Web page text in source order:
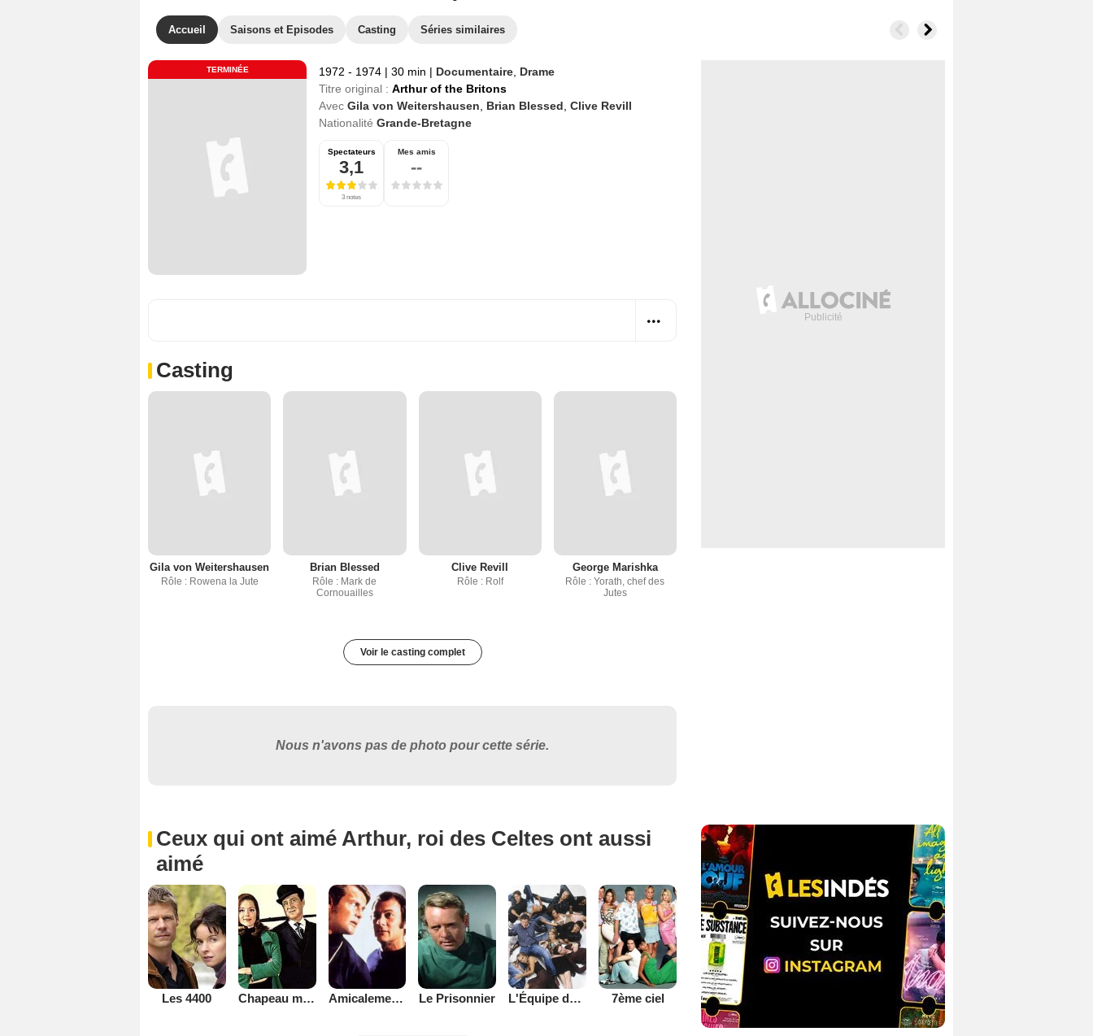
Accueil Saisons et Episodes Casting Séries similaires
TERMINÉE 1972 - 1974 | 30 min | Documentaire Drame
Titre original : Arthur of the Britons
Avec Gila von Weitershausen Brian Blessed Clive Revill
Nationalité Grande-Bretagne
Spectateurs
3,1
3 notes
Mes amis
--
Casting
Gila von Weitershausen
Rôle : Rowena la Jute
Brian Blessed
Rôle : Mark de
Cornouailles
Clive Revill
Rôle : Rolf
George Marishka
Rôle : Yorath, chef des
Jutes
Voir le casting complet
Nous n'avons pas de photo pour cette série.
Ceux qui ont aimé Arthur, roi des Celtes ont aussi
aimé
Les 4400 Chapeau melon et bottes de cuir - 1961 Amicalement vôtre Le Prisonnier L'Équipe de rêve 7ème ciel